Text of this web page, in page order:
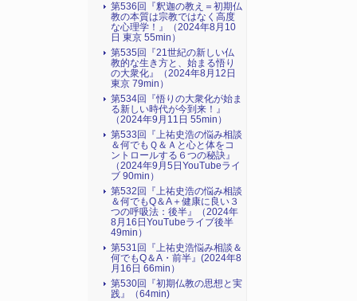
第536回『釈迦の教え＝初期仏
教の本質は宗教ではなく高度
な心理学！』（2024年8月10
日 東京 55min）
第535回『21世紀の新しい仏
教的な生き方と、始まる悟り
の大衆化』（2024年8月12日
東京 79min）
第534回『悟りの大衆化が始ま
る新しい時代が今到来！』
（2024年9月11日 55min）
第533回『上祐史浩の悩み相談
＆何でもＱ＆Ａと心と体をコ
ントロールする６つの秘訣』
（2024年9月5日YouTubeライ
ブ 90min）
第532回『上祐史浩の悩み相談
＆何でもQ＆A＋健康に良い３
つの呼吸法：後半』（2024年
8月16日YouTubeライブ後半
49min）
第531回『上祐史浩悩み相談＆
何でもQ＆A・前半』(2024年8
月16日 66min）
第530回『初期仏教の思想と実
践』（64min)